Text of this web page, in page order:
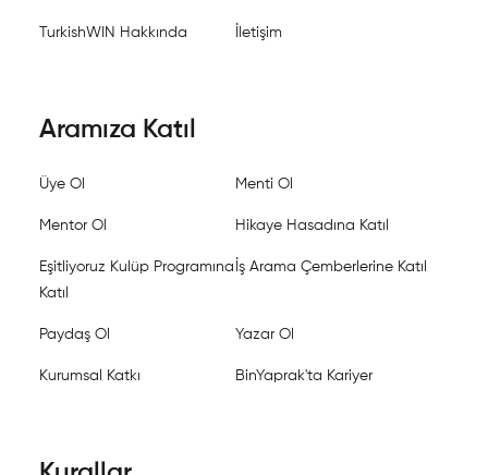
TurkishWIN Hakkında İletişim
Aramıza Katıl
Üye Ol Menti Ol
Mentor Ol Hikaye Hasadına Katıl
Eşitliyoruz Kulüp Programına
Katıl
İş Arama Çemberlerine Katıl
Paydaş Ol Yazar Ol
Kurumsal Katkı BinYaprak'ta Kariyer